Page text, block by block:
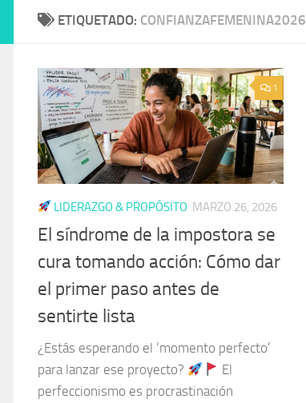
ETIQUETADO: CONFIANZAFEMENINA2026
1
LIDERAZGO & PROPÓSITO MARZO 26, 2026
El síndrome de la impostora se
cura tomando acción: Cómo dar
el primer paso antes de
sentirte lista
¿Estás esperando el ‘momento perfecto’
para lanzar ese proyecto?
El
perfeccionismo es procrastinación